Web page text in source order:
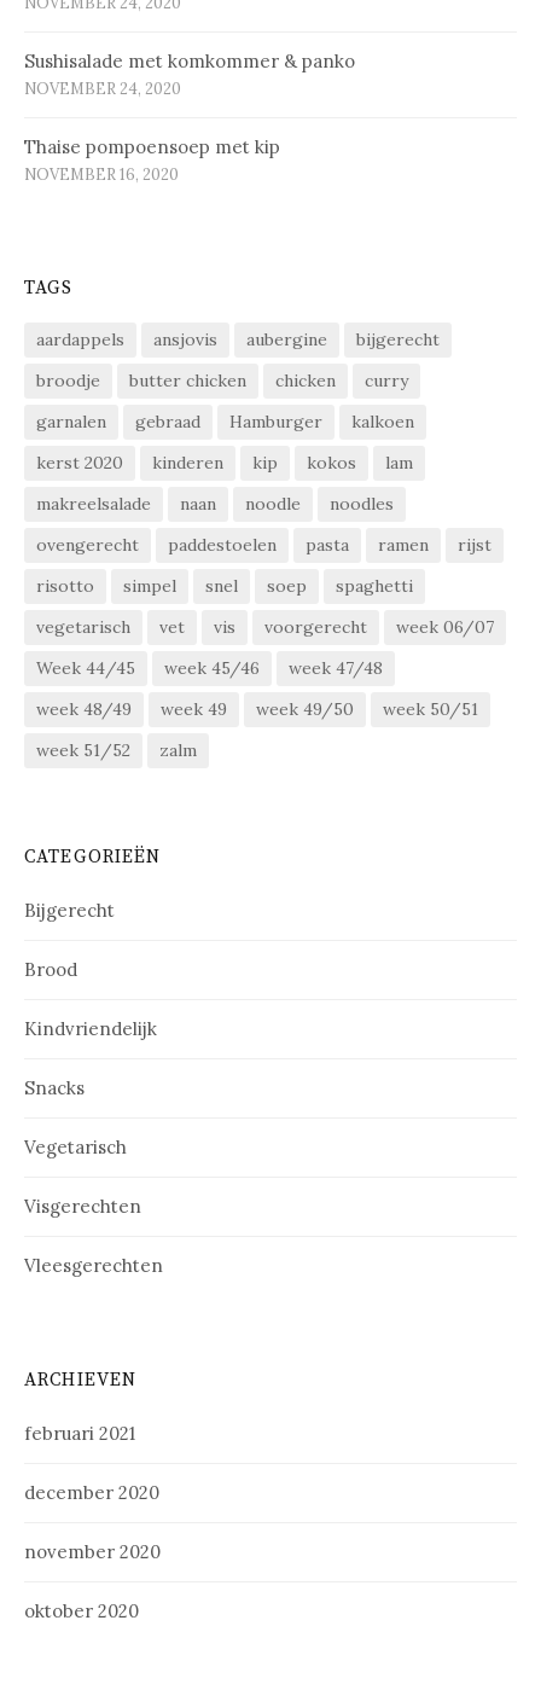
Sus­hi­sa­la­de met kom­kom­mer & pan­ko
NOVEMBER 24, 2020
Thaise pompoensoep met kip
NOVEMBER 16, 2020
TAGS
aardappels ansjovis aubergine
bijgerecht
broodje
butter chicken chicken
curry
garnalen
gebraad Hamburger
kalkoen
kerst 2020
kinderen kip kokos
lam
makreelsalade
naan noodle
noodles
ovengerecht
paddestoelen pasta ramen
rijst
risotto
simpel snel soep
spaghetti
vegetarisch
vet vis voorgerecht
week 06/07
Week 44/45
week 45/46
week 47/48
week 48/49
week 49 week 49/50
week 50/51
week 51/52
zalm
CATEGORIEËN
Bijgerecht
Brood
Kindvriendelijk
Snacks
Vegetarisch
Visgerechten
Vleesgerechten
ARCHIEVEN
februari 2021
december 2020
november 2020
oktober 2020